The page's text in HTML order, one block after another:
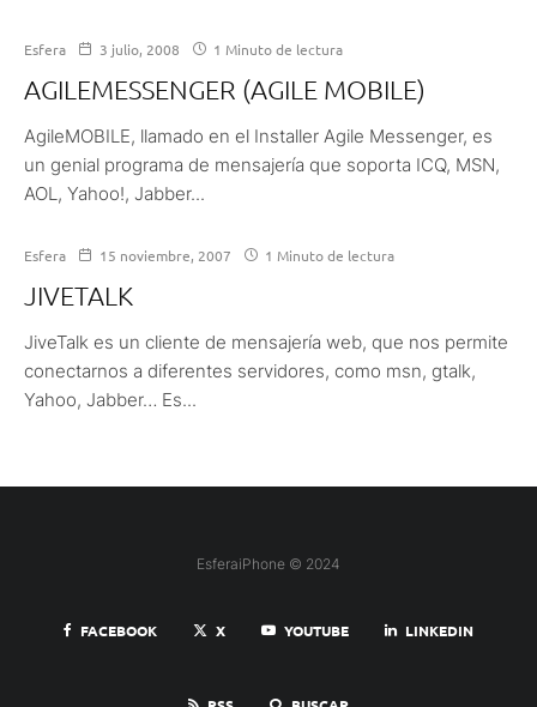
Esfera 3 julio, 2008 1 Minuto de lectura
AGILEMESSENGER (AGILE MOBILE)
AgileMOBILE, llamado en el Installer Agile Messenger, es
un genial programa de mensajería que soporta ICQ, MSN,
AOL, Yahoo!, Jabber...
Esfera 15 noviembre, 2007 1 Minuto de lectura
JIVETALK
JiveTalk es un cliente de mensajería web, que nos permite
conectarnos a diferentes servidores, como msn, gtalk,
Yahoo, Jabber… Es...
EsferaiPhone © 2024
FACEBOOK X YOUTUBE LINKEDIN